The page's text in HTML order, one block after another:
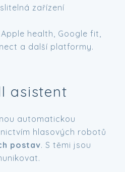
zařízení
health, Google fit,
a další platformy.
asistent
automatickou
hlasových robotů
postav. S těmi jsou